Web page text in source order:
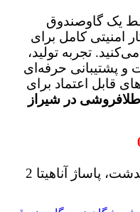
یک گاوصندوق
امنیتی کامل برای
تجربه تولید،
پشتیبانی حرفه‌ای
قابل اعتماد برای
در شیراز
پاساژ آناهیتا 2